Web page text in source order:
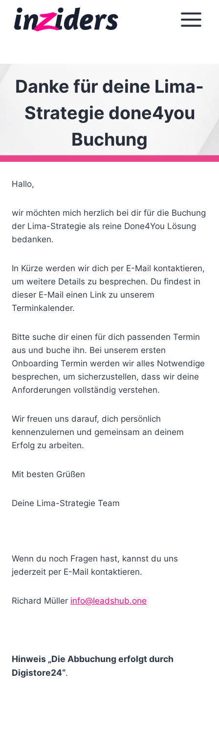
i
Danke für deine Lima-
Strategie done4you
Buchung
Hallo,
wir möchten mich herzlich bei dir für die Buchung
der Lima-Strategie als reine Done4You Lösung
bedanken.
In Kürze werden wir dich per E-Mail kontaktieren,
um weitere Details zu besprechen. Du findest in
dieser E-Mail einen Link zu unserem
Terminkalender.
Bitte suche dir einen für dich passenden Termin
aus und buche ihn. Bei unserem ersten
Onboarding Termin werden wir alles Notwendige
besprechen, um sicherzustellen, dass wir deine
Anforderungen vollständig verstehen.
Wir freuen uns darauf, dich persönlich
kennenzulernen und gemeinsam an deinem
Erfolg zu arbeiten.
Mit besten Grüßen
Deine Lima-Strategie Team
Wenn du noch Fragen hast, kannst du uns
jederzeit per E-Mail kontaktieren.
Richard Müller info@leadshub.one
Hinweis „Die Abbuchung erfolgt durch
Digistore24“.